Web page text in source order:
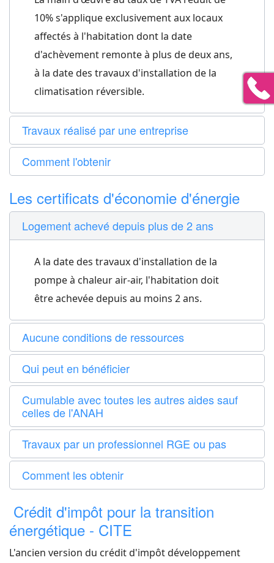
10% s'applique exclusivement aux locaux
affectés à l'habitation dont la date
d'achèvement remonte à plus de deux ans,
à la date des travaux d'installation de la
climatisation réversible.
Travaux réalisé par une entreprise
Comment l'obtenir
Les certificats d'économie d'énergie
Logement achevé depuis plus de 2 ans
A la date des travaux d'installation de la
pompe à chaleur air-air, l'habitation doit
être achevée depuis au moins 2 ans.
Aucune conditions de ressources
Qui peut en bénéficier
Cumulable avec toutes les autres aides sauf
celles de l'ANAH
Travaux par un professionnel RGE ou pas
Comment les obtenir
Crédit d'impôt pour la transition
énergétique - CITE
L'ancien version du crédit d'impôt développement